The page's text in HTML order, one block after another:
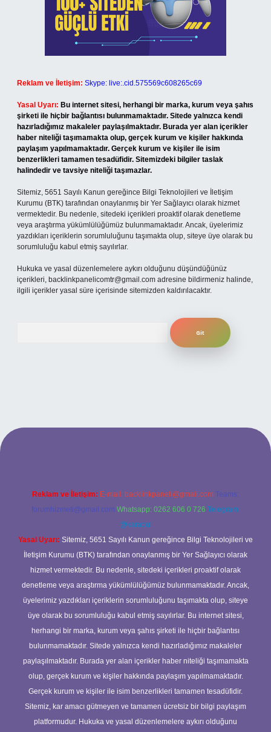
Reklam ve İletişim: Skype: live:.cid.575569c608265c69
Yasal Uyarı: Bu internet sitesi, herhangi bir marka, kurum veya şahıs
şirketi ile hiçbir bağlantısı bulunmamaktadır. Sitede yalnızca kendi
hazırladığımız makaleler paylaşılmaktadır. Burada yer alan içerikler
haber niteliği taşımamakta olup, gerçek kurum ve kişiler hakkında
paylaşım yapılmamaktadır. Gerçek kurum ve kişiler ile isim
benzerlikleri tamamen tesadüfidir. Sitemizdeki bilgiler taslak
halindedir ve tavsiye niteliği taşımazlar.
Sitemiz, 5651 Sayılı Kanun gereğince Bilgi Teknolojileri ve İletişim
Kurumu (BTK) tarafından onaylanmış bir Yer Sağlayıcı olarak hizmet
vermektedir. Bu nedenle, sitedeki içerikleri proaktif olarak denetleme
veya araştırma yükümlülüğümüz bulunmamaktadır. Ancak, üyelerimiz
yazdıkları içeriklerin sorumluluğunu taşımakta olup, siteye üye olarak bu
sorumluluğu kabul etmiş sayılırlar.
Hukuka ve yasal düzenlemelere aykırı olduğunu düşündüğünüz
içerikleri, backlinkpanelicomtr@gmail.com adresine bildirmeniz halinde,
ilgili içerikler yasal süre içerisinde sitemizden kaldırılacaktır.
yeni giriş adresi
Reklam ve İletişim: E-mail: backlinkpaneli@gmail.com Teams:
forumhizmeti@gmail.com Whatsapp: 0262 606 0 726 Telegram:
@karabul
Yasal Uyarı: Sitemiz, 5651 Sayılı Kanun gereğince Bilgi Teknolojileri ve
İletişim Kurumu (BTK) tarafından onaylanmış bir Yer Sağlayıcı olarak
hizmet vermektedir. Bu nedenle, sitedeki içerikleri proaktif olarak
denetleme veya araştırma yükümlülüğümüz bulunmamaktadır. Ancak,
üyelerimiz yazdıkları içeriklerin sorumluluğunu taşımakta olup, siteye
üye olarak bu sorumluluğu kabul etmiş sayılırlar. Bu internet sitesi,
herhangi bir marka, kurum veya şahıs şirketi ile hiçbir bağlantısı
bulunmamaktadır. Sitede yalnızca kendi hazırladığımız makaleler
paylaşılmaktadır. Burada yer alan içerikler haber niteliği taşımamakta
olup, gerçek kurum ve kişiler hakkında paylaşım yapılmamaktadır.
Gerçek kurum ve kişiler ile isim benzerlikleri tamamen tesadüfidir.
Sitemiz, kar amacı gütmeyen ve tamamen ücretsiz bir bilgi paylaşım
platformudur. Hukuka ve yasal düzenlemelere aykırı olduğunu